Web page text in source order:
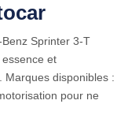
Sprinter 3-T
et
Marques disponibles :
pour ne